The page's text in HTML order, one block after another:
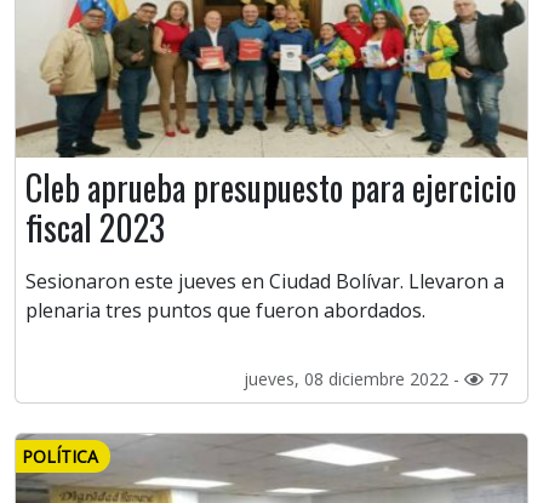
Cleb aprueba presupuesto para ejercicio
fiscal 2023
Sesionaron este jueves en Ciudad Bolívar. Llevaron a
plenaria tres puntos que fueron abordados.
jueves, 08 diciembre 2022 - 77
POLÍTICA